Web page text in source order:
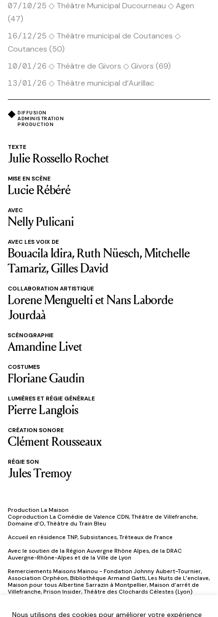
Nous utilisons des cookies pour améliorer votre expérience
07/10/25 ◇ Théâtre Municipal Ducourneau ◇ Agen
(47)
16/12/25 ◇ Théâtre municipal de Coutances ◇
Coutances (50)
10/01/26 ◇ Théâtre de Givors ◇ Givors (69)
13/01/26 ◇ Théâtre municipal d’Aurillac
DIFFUSION
ADMINISTRATION
PRODUCTION
TEXTE
Julie Rossello Rochet
MISE EN SCÈNE
Lucie Rébéré
AVEC
Nelly Pulicani
AVEC LES VOIX DE
Bouacila Idira, Ruth Nüesch, Mitchelle
Tamariz, Gilles David
COLLABORATION ARTISTIQUE
Lorene Menguelti et Nans Laborde
Jourdaà
SCÉNOGRAPHIE
Amandine Livet
COSTUMES
Floriane Gaudin
LUMIÈRES ET RÉGIE GÉNÉRALE
Pierre Langlois
CRÉATION SONORE
Clément Rousseaux
RÉGIE SON
Jules Tremoy
Production La Maison
Coproduction La Comédie de Valence CDN, Théâtre de Villefranche,
Domaine d’O, Théâtre du Train Bleu
Accueil en résidence TNP, Subsistances, Tréteaux de France
Avec le soutien de la Région Auvergne Rhône Alpes, de la DRAC
Auvergne-Rhône-Alpes et de la Ville de Lyon
Remerciements Maisons Mainou - Fondation Johnny Aubert-Tournier,
Association Orphéon, Bibliothèque Armand Gatti, Les Nuits de L’enclave,
Maison pour tous Albertine Sarrazin à Montpellier, Maison d’arrêt de
Villefranche, Prison Insider, Théâtre des Clochards Célestes (Lyon)